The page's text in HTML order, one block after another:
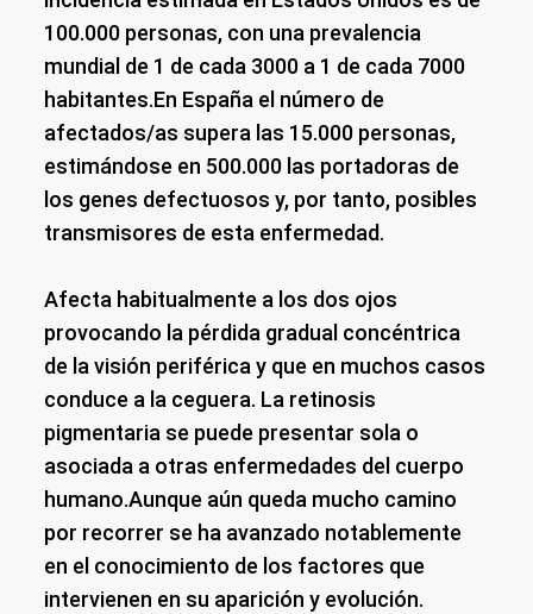
100.000 personas, con una prevalencia
mundial de 1 de cada 3000 a 1 de cada 7000
habitantes.En España el número de
afectados/as supera las 15.000 personas,
estimándose en 500.000 las portadoras de
los genes defectuosos y, por tanto, posibles
transmisores de esta enfermedad.
Afecta habitualmente a los dos ojos
provocando la pérdida gradual concéntrica
de la visión periférica y que en muchos casos
conduce a la ceguera. La retinosis
pigmentaria se puede presentar sola o
asociada a otras enfermedades del cuerpo
humano.Aunque aún queda mucho camino
por recorrer se ha avanzado notablemente
en el conocimiento de los factores que
intervienen en su aparición y evolución.